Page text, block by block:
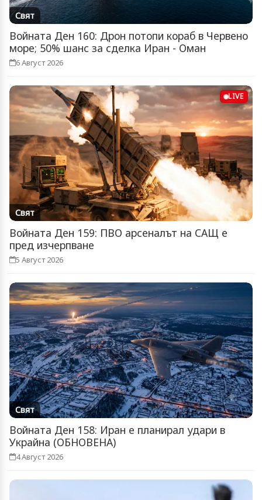
Свят
Войната Ден 160: Дрон потопи кораб в Червено
море; 50% шанс за сделка Иран - Оман
6 Август 2026
LIVE
Свят
Войната Ден 159: ПВО арсеналът на САЩ е
пред изчерпване
5 Август 2026
Свят
Войната Ден 158: Иран е планирал удари в
Украйна (ОБНОВЕНА)
4 Август 2026